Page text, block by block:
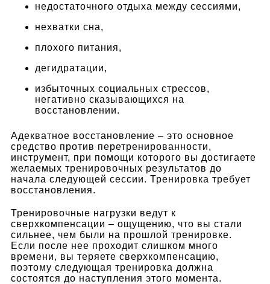
недостаточного отдыха между сессиями,
нехватки сна,
плохого питания,
дегидратации,
избыточных социальных стрессов,
негативно сказывающихся на
восстановлении.
Адекватное восстановление – это основное
средство против перетренированности,
инструмент, при помощи которого вы достигаете
желаемых тренировочных результатов до
начала следующей сессии. Тренировка требует
восстановления.
Тренировочные нагрузки ведут к
сверхкомпенсации – ощущению, что вы стали
сильнее, чем были на прошлой тренировке.
Если после нее проходит слишком много
времени, вы теряете сверхкомпенсацию,
поэтому следующая тренировка должна
состоятся до наступления этого момента.